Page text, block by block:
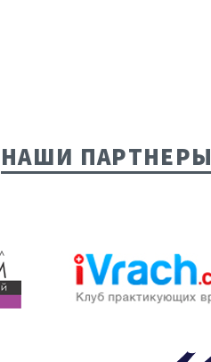
НАШИ ПАРТНЕРЫ